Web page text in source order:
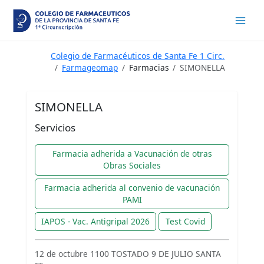
contenido
Colegio de Farmacéuticos de Santa Fe 1 Circ.
Farmageomap
Farmacias SIMONELLA
SIMONELLA
Servicios
Farmacia adherida a Vacunación de otras
Obras Sociales
Farmacia adherida al convenio de vacunación
PAMI
IAPOS - Vac. Antigripal 2026
Test Covid
12 de octubre 1100 TOSTADO 9 DE JULIO SANTA